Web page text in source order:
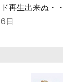
ド再生出来ぬ
6日